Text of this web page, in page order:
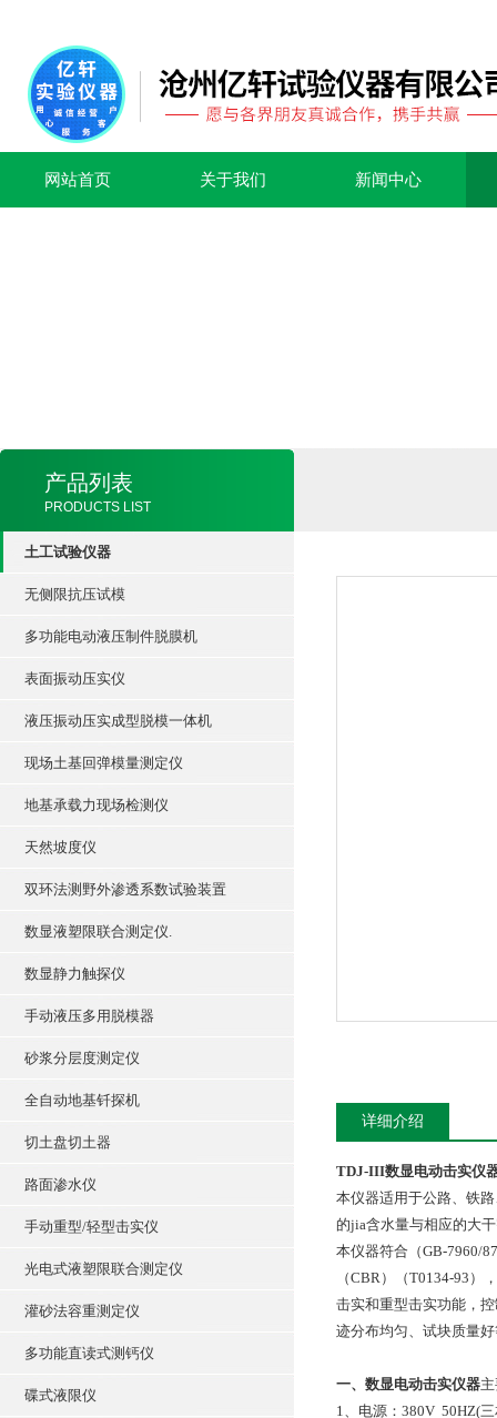
网站首页 关于我们 新闻中心
产品列表
PRODUCTS LIST
土工试验仪器
无侧限抗压试模
多功能电动液压制件脱膜机
表面振动压实仪
液压振动压实成型脱模一体机
现场土基回弹模量测定仪
地基承载力现场检测仪
天然坡度仪
双环法测野外渗透系数试验装置
数显液塑限联合测定仪.
数显静力触探仪
手动液压多用脱模器
砂浆分层度测定仪
全自动地基钎探机
切土盘切土器
路面渗水仪
手动重型/轻型击实仪
光电式液塑限联合测定仪
灌砂法容重测定仪
多功能直读式测钙仪
碟式液限仪
详细介绍
TDJ-III数显电动击实仪
本仪器适用于公路、铁
的jia含水量与相应的大
本仪器符合（GB-7960/
（CBR）（T0134-93
击实和重型击实功能，
迹分布均匀、试块质量
一、 数显电动击实仪器
1、电源：380V 50HZ(